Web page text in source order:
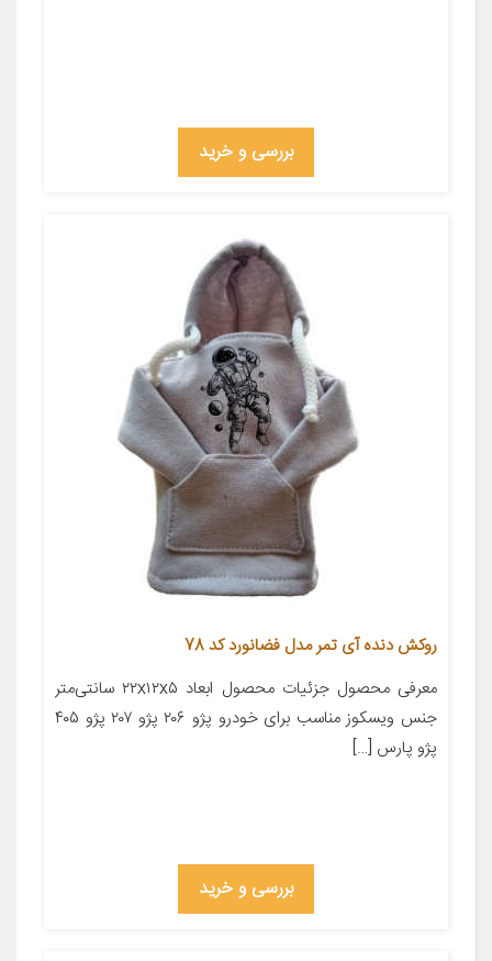
بررسی و خرید
روکش دنده آی تمر مدل فضانورد کد 78
معرفی محصول جزئیات محصول ابعاد ۲۲x۱۲x۵ سانتی‌متر
جنس ویسکوز مناسب برای خودرو پژو ۲۰۶ پژو ۲۰۷ پژو ۴۰۵
پژو پارس […]
بررسی و خرید